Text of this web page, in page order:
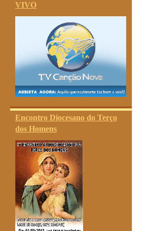
VIVO
Encontro Diocesano do Terço
dos Homens